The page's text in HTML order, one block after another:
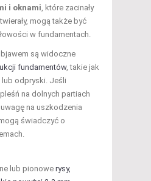
i oknami , które zacinały
mogą także być
w fundamentach.
są widoczne
fundamentów, takie jak
odpryski. Jeśli
na dolnych partiach
na uszkodzenia
świadczyć o
lub pionowe rysy,